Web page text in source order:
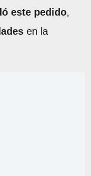
este pedido,
en la